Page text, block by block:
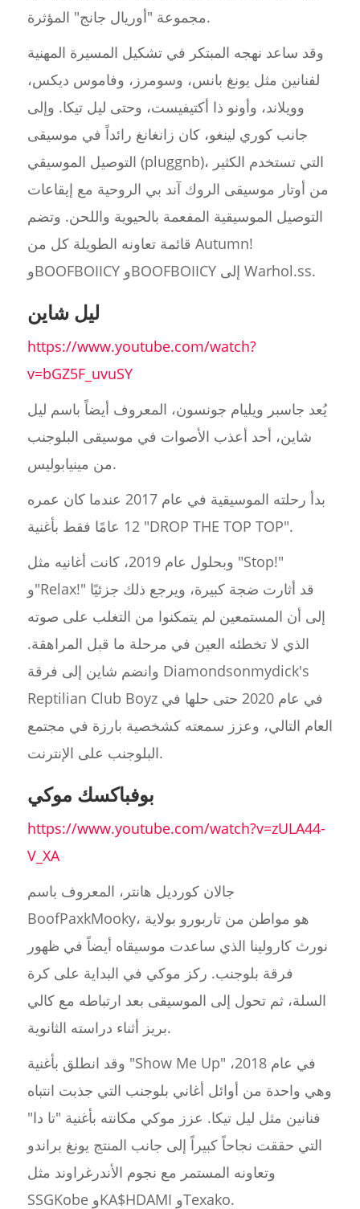
مجموعة "أوريال جانج" المؤثرة.
وقد ساعد نهجه المبتكر في تشكيل المسيرة المهنية
لفنانين مثل يونغ بانس، وسومرز، وفاموس ديكس،
وويلاند، وأونو ذا أكتيفيست، وحتى ليل تيكا. وإلى
جانب كوري لينغو، كان زانغانغ رائداً في موسيقى
التوصيل الموسيقي (pluggnb)، التي تستخدم الكثير
من أوتار موسيقى الروك آند بي الروحية مع إيقاعات
التوصيل الموسيقية المفعمة بالحيوية واللحن. وتضم
قائمة تعاونه الطويلة كل من Autumn!
وBOOFBOIICY وBOOFBOIICY إلى Warhol.ss.
ليل شاين
https://www.youtube.com/watch?
v=bGZ5F_uvuSY
يُعد جاسبر ويليام جونسون، المعروف أيضاً باسم ليل
شاين، أحد أعذب الأصوات في موسيقى البلوجنب
من مينيابوليس.
بدأ رحلته الموسيقية في عام 2017 عندما كان عمره
12 عامًا فقط بأغنية "DROP THE TOP TOP".
وبحلول عام 2019، كانت أغانيه مثل "Stop!"
و"Relax!" قد أثارت ضجة كبيرة، ويرجع ذلك جزئيًا
إلى أن المستمعين لم يتمكنوا من التغلب على صوته
الذي لا تخطئه العين في مرحلة ما قبل المراهقة.
وانضم شاين إلى فرقة Diamondsonmydick's
Reptilian Club Boyz في عام 2020 حتى حلها في
العام التالي، وعزز سمعته كشخصية بارزة في مجتمع
البلوجنب على الإنترنت.
بوفباكسك موكي
https://www.youtube.com/watch?v=zULA44-
V_XA
جالان كورديل هانتر، المعروف باسم
BoofPaxkMooky، هو مواطن من تاربورو بولاية
نورث كارولينا الذي ساعدت موسيقاه أيضاً في ظهور
فرقة بلوجنب. ركز موكي في البداية على كرة
السلة، ثم تحول إلى الموسيقى بعد ارتباطه مع كالي
بريز أثناء دراسته الثانوية.
وقد انطلق بأغنية "Show Me Up" في عام 2018،
وهي واحدة من أوائل أغاني بلوجنب التي جذبت انتباه
فنانين مثل ليل تيكا. عزز موكي مكانته بأغنية "تا دا"
التي حققت نجاحاً كبيراً إلى جانب المنتج يونغ براندو
وتعاونه المستمر مع نجوم الأندرغراوند مثل
SSGKobe وKA$HDAMI وTexako.